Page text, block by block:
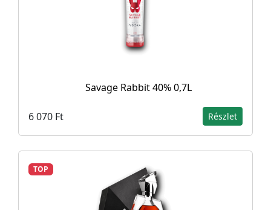
Savage Rabbit 40% 0,7L
6 070 Ft Részlet
TOP